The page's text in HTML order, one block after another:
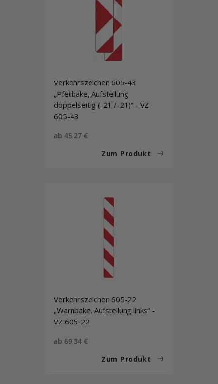
Verkehrszeichen 605-43
„Pfeilbake, Aufstellung
doppelseitig (-21 /-21)“ - VZ
605-43
Sonderpreis
ab 45,27 €
Zum Produkt
Verkehrszeichen 605-22
„Warnbake, Aufstellung links“ -
VZ 605-22
Sonderpreis
ab 69,34 €
Zum Produkt